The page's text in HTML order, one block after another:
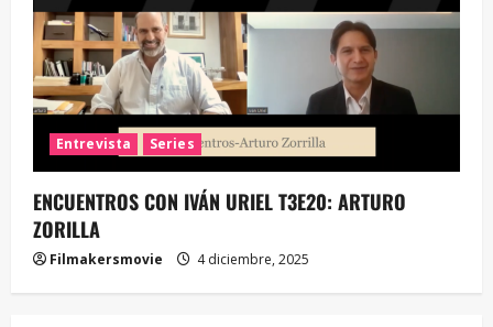
Entrevista Series
ENCUENTROS CON IVÁN URIEL T3E20: ARTURO
ZORILLA
Filmakersmovie 4 diciembre, 2025